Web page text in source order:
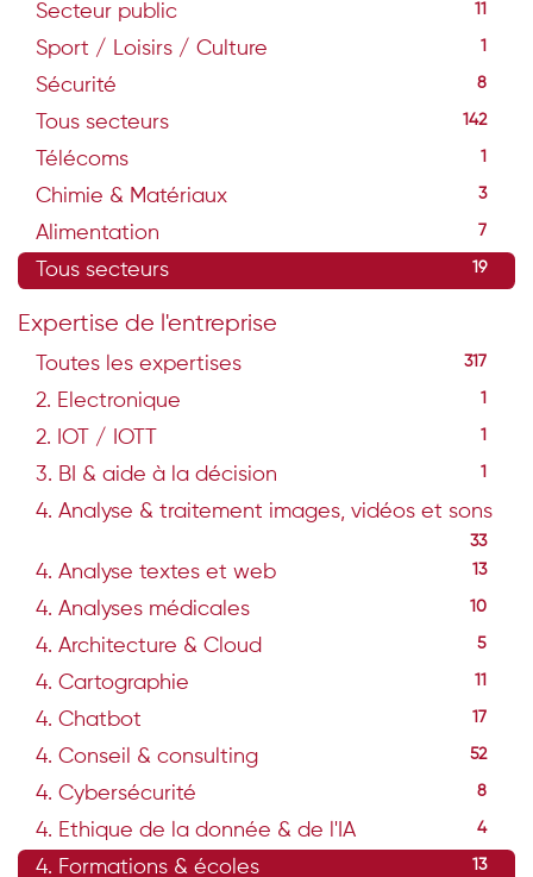
Secteur public 11
Sport / Loisirs / Culture 1
Sécurité 8
Tous secteurs 142
Télécoms 1
Chimie & Matériaux 3
Alimentation 7
Tous secteurs 19
Expertise de l'entreprise
Toutes les expertises 317
2. Electronique 1
2. IOT / IOTT 1
3. BI & aide à la décision 1
4. Analyse & traitement images, vidéos et sons
33
4. Analyse textes et web 13
4. Analyses médicales 10
4. Architecture & Cloud 5
4. Cartographie
4. Chatbot 17
4. Conseil & consulting 52
4. Cybersécurité 8
4. Ethique de la donnée & de l'IA 4
4. Formations & écoles 13